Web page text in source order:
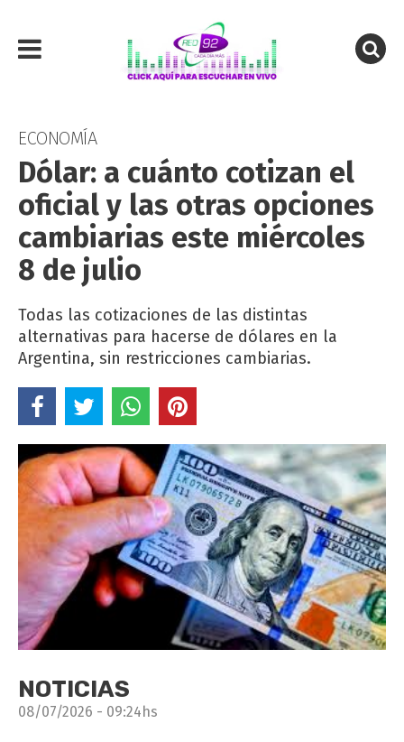
ECONOMÍA
Dólar: a cuánto cotizan el
oficial y las otras opciones
cambiarias este miércoles
8 de julio
Todas las cotizaciones de las distintas
alternativas para hacerse de dólares en la
Argentina, sin restricciones cambiarias.
NOTICIAS
08/07/2026 - 09:24hs